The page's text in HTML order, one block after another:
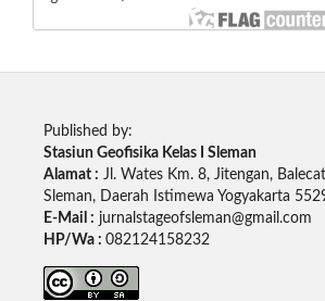
Published by:
Stasiun Geofisika Kelas I Sleman
Alamat : Jl. Wates Km. 8, Jitengan,
Sleman, Daerah Istimewa Yogyakarta
E-Mail : jurnalstageofsleman@gmail.com
HP/Wa : 082124158232